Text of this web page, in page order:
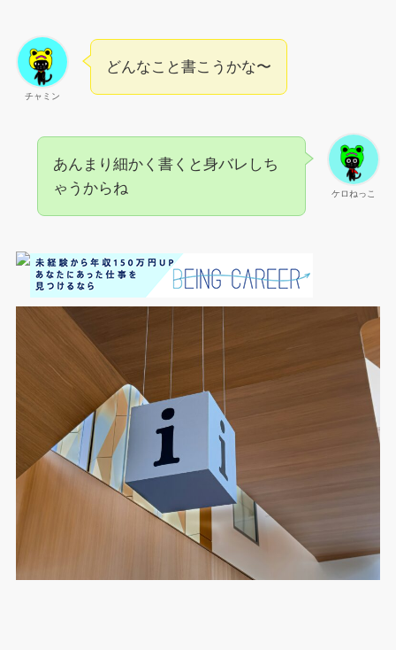
チャミン
どんなこと書こうかな〜
ケロねっこ
あんまり細かく書くと身バレしち
ゃうからね